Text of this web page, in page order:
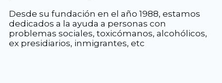
Desde su fundación en el año 1988, estamos
dedicados a la ayuda a personas con
problemas sociales, toxicómanos, alcohólicos,
ex presidiarios, inmigrantes, etc